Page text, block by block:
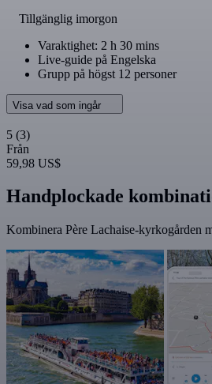
Tillgänglig imorgon
Varaktighet: 2 h 30 mins
Live-guide på Engelska
Grupp på högst 12 personer
Visa vad som ingår
5 (3)
Från
59,98 US$
Handplockade
Kombinera Père Lachaise-kyrkogården